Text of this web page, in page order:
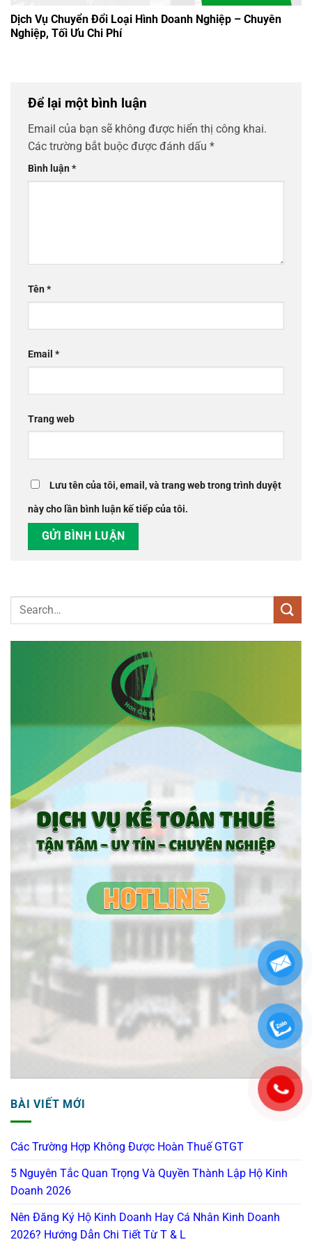
Dịch Vụ Chuyển Đổi Loại Hình Doanh Nghiệp – Chuyên
Nghiệp, Tối Ưu Chi Phí
Để lại một bình luận
Email của bạn sẽ không được hiển thị công khai.
Các trường bắt buộc được đánh dấu *
Bình luận*
Tên*
Email *
Trang web
Lưu tên của tôi, email, và trang web trong trình duyệt
này cho lần bình luận kế tiếp của tôi.
BÀI VIẾT MỚI
Các Trường Hợp Không Được Hoàn Thuế GTGT
5 Nguyên Tắc Quan Trọng Và Quyền Thành Lập Hộ Kinh
Doanh 2026
Nên Đăng Ký Hộ Kinh Doanh Hay Cá Nhân Kinh Doanh
2026? Hướng Dẫn Chi Tiết Từ T & L